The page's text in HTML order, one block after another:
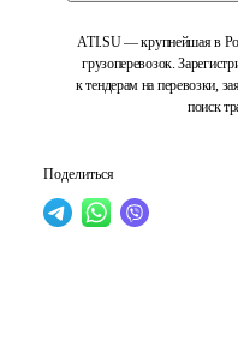
ATI.SU — крупнейшая в
грузоперевозок.
к тендерам на перевозки,
поиск
Поделиться